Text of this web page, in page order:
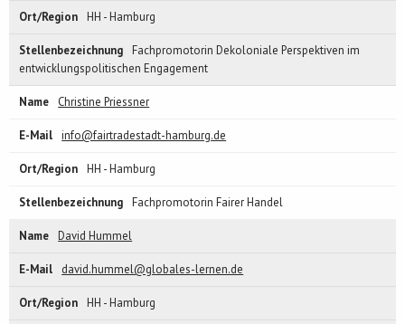
HH - Hamburg
Fachpromotorin Dekoloniale Perspektiven im
entwicklungspolitischen Engagement
Christine Priessner
info@fairtradestadt-hamburg.de
HH - Hamburg
Fachpromotorin Fairer Handel
David Hummel
david.hummel@globales-lernen.de
HH - Hamburg